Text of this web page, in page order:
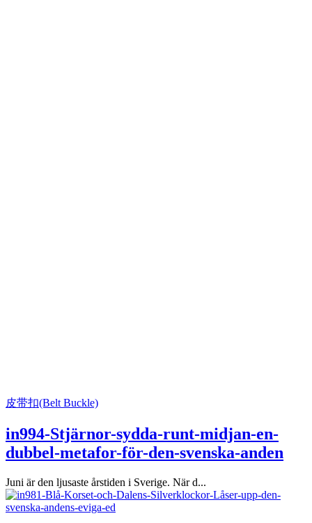
皮带扣(Belt Buckle)
in994-Stjärnor-sydda-runt-midjan-en-
dubbel-metafor-för-den-svenska-anden
Juni är den ljusaste årstiden i Sverige. När d...